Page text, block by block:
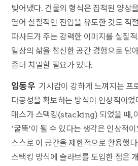
빚어냈다. 건물의 형식은 집적된 양상
열어 실질적인 진입을 유도한 것도 적
파사드가 주는 강력한 이미지를 실질
일상의 삶을 참신한 공간 경험으로 담
좀더 치밀할 필요가 있다.
임동우 기시감이 강하게 느껴지는 프
다공성을 확보하는 방식이 인상적이었
매스가 스택킹(stacking) 되었을 때,
‘굴뚝’이 될 수 있다는 생각은 인상적
스스로 이 공간을 제한적으로 활용했
스택킹 방식에 슬라브를 도입한 점은